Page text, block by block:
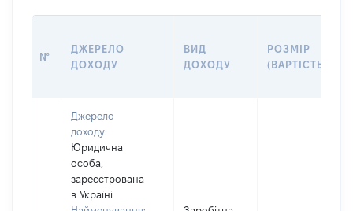
№
ДЖЕРЕЛО
ДОХОДУ
ВИД
ДОХОДУ
РОЗМІР
(ВАРТІСТЬ)
Джерело
доходу:
Юридична
особа,
зареєстрована
в Україні